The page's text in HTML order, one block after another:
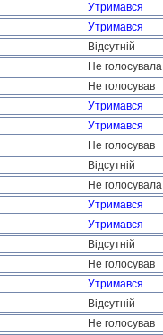
Утримався
Утримався
Відсутній
Не голосувала
Не голосував
Утримався
Утримався
Не голосував
Відсутній
Не голосувала
Утримався
Утримався
Відсутній
Не голосував
Утримався
Відсутній
Не голосував